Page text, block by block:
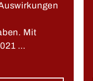
Mit
…